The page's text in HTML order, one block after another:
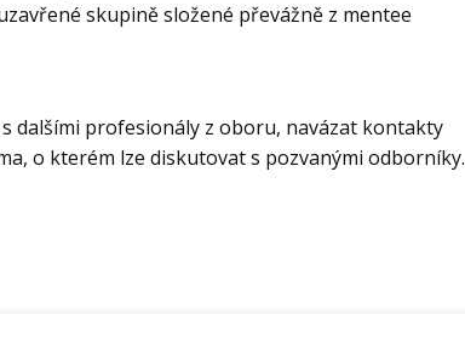
skupině složené převážně z mentee
dalšími profesionály z oboru, navázat kontakty
o kterém lze diskutovat s pozvanými odborníky.